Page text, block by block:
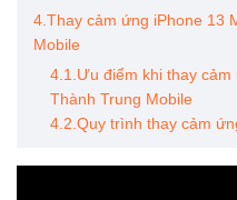
4.Thay cảm ứng iPhone 13
Mobile
4.1.Ưu điểm khi thay
Thành Trung Mobile
4.2.Quy trình thay cảm